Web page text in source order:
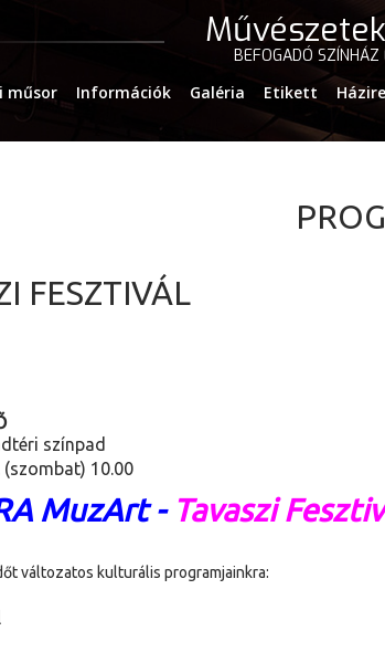
BEFOGADÓ
műsor Információk Galéria Etikett
FESZTIVÁL
színpad
(szombat) 10.00
MuzArt - Tavaszi
változatos kulturális programjainkra: